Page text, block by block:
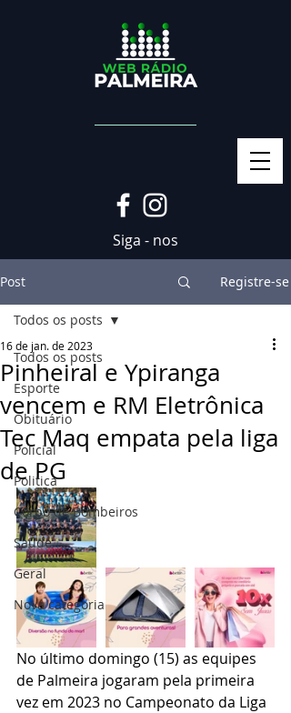
Siga - nos
Post Registre-se
Todos os posts
Esporte
Obituário
Policial
Politica
Corpo de Bombeiros
Saúde
Geral
Nova categoria
Todos os posts
Pinheiral e Ypiranga
vencem e RM Eletrônica
Tec Maq empata pela liga
de PG
16 de jan. de 2023
No último domingo (15) as equipes
de Palmeira jogaram pela primeira
vez em 2023 no Campeonato da Liga